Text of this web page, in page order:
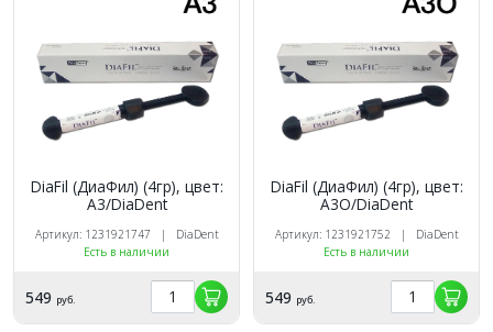
DiaFil (ДиаФил) (4гр), цвет:
А3/DiaDent
Артикул: 1231921747 | DiaDent
Есть в наличии
549 руб.
DiaFil (ДиаФил) (4гр), цвет:
А3О/DiaDent
Артикул: 1231921752 | DiaDent
Есть в наличии
549 руб.